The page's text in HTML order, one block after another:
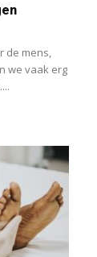
de mens,
we vaak erg